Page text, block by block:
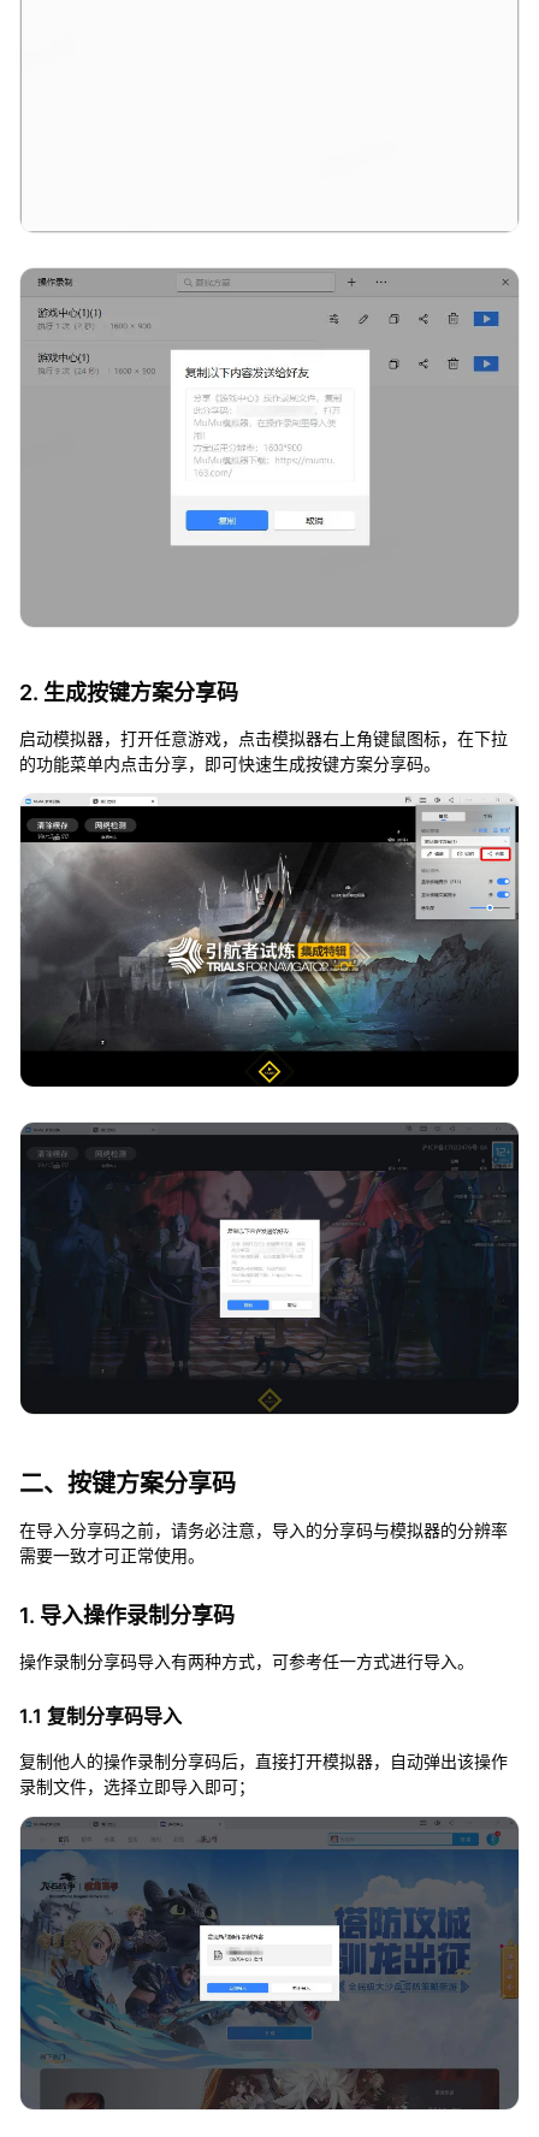
2. 生成按键方案分享码
启动模拟器，打开任意游戏，点击模拟器右上角键鼠图标，在下拉
的功能菜单内点击分享，即可快速生成按键方案分享码。
二、按键方案分享码
在导入分享码之前，请务必注意，导入的分享码与模拟器的分辨率
需要一致才可正常使用。
1. 导入操作录制分享码
操作录制分享码导入有两种方式，可参考任一方式进行导入。
1.1 复制分享码导入
复制他人的操作录制分享码后，直接打开模拟器，自动弹出该操作
录制文件，选择立即导入即可；